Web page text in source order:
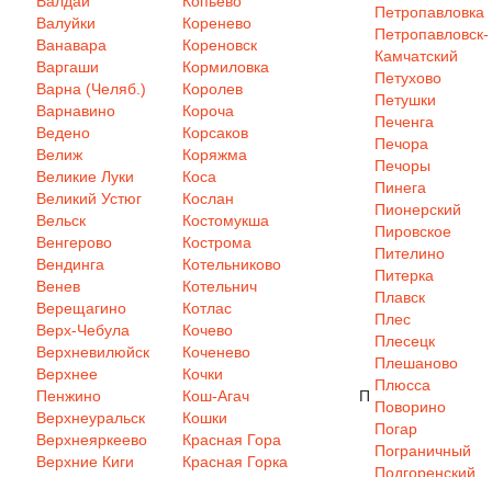
Валуйки
Ванавара
Варгаши
Варна (Челяб.)
Варнавино
Ведено
Велиж
Великие Луки
Великий Устюг
Вельск
Венгерово
Вендинга
Венев
Верещагино
Верх-Чебула
Верхневилюйск
Верхнее
Пенжино
Верхнеуральск
Верхнеяркеево
Верхние Киги
Коренево
Кореновск
Кормиловка
Королев
Короча
Корсаков
Коряжма
Коса
Кослан
Костомукша
Кострома
Котельниково
Котельнич
Котлас
Кочево
Коченево
Кочки
Кош-Агач
Кошки
Красная Гора
Красная Горка
П
Петропавловка
Петропавловск-
Камчатский
Петухово
Петушки
Печенга
Печора
Печоры
Пинега
Пионерский
Пировское
Пителино
Питерка
Плавск
Плес
Плесецк
Плешаново
Плюсса
Поворино
Погар
Пограничный
Подгоренский